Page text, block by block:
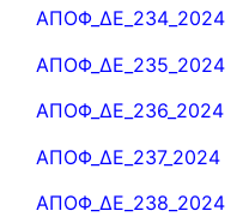
ΑΠΟΦ_ΔΕ_234_2024
ΑΠΟΦ_ΔΕ_235_2024
ΑΠΟΦ_ΔΕ_236_2024
ΑΠΟΦ_ΔΕ_237_2024
ΑΠΟΦ_ΔΕ_238_2024